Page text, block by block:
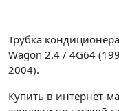
Трубка
Wagon 2.4 / 4G64
2004).
Купить в интернет-